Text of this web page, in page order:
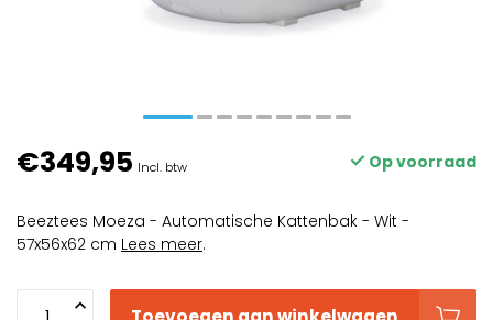
€349,95 Incl. btw Op voorraad
Beeztees Moeza - Automatische Kattenbak - Wit -
57x56x62 cm Lees meer.